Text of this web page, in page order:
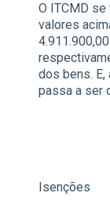
O ITCMD se
valores
dos bens. E,
passa a ser
Isenções